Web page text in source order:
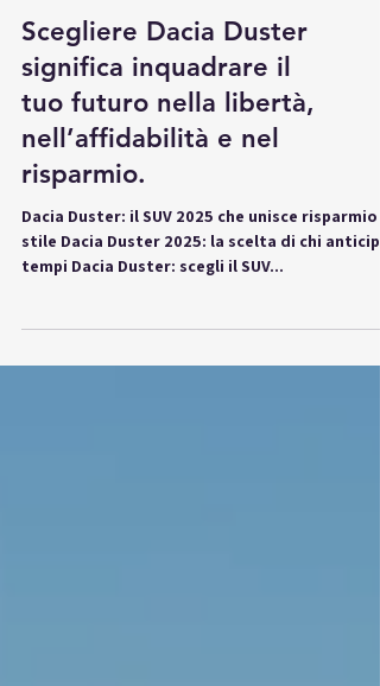
Scegliere Dacia Duster
significa inquadrare il
tuo futuro nella libertà,
nell’affidabilità e nel
risparmio.
Dacia Duster: il SUV 2025 che unisce risparmio e